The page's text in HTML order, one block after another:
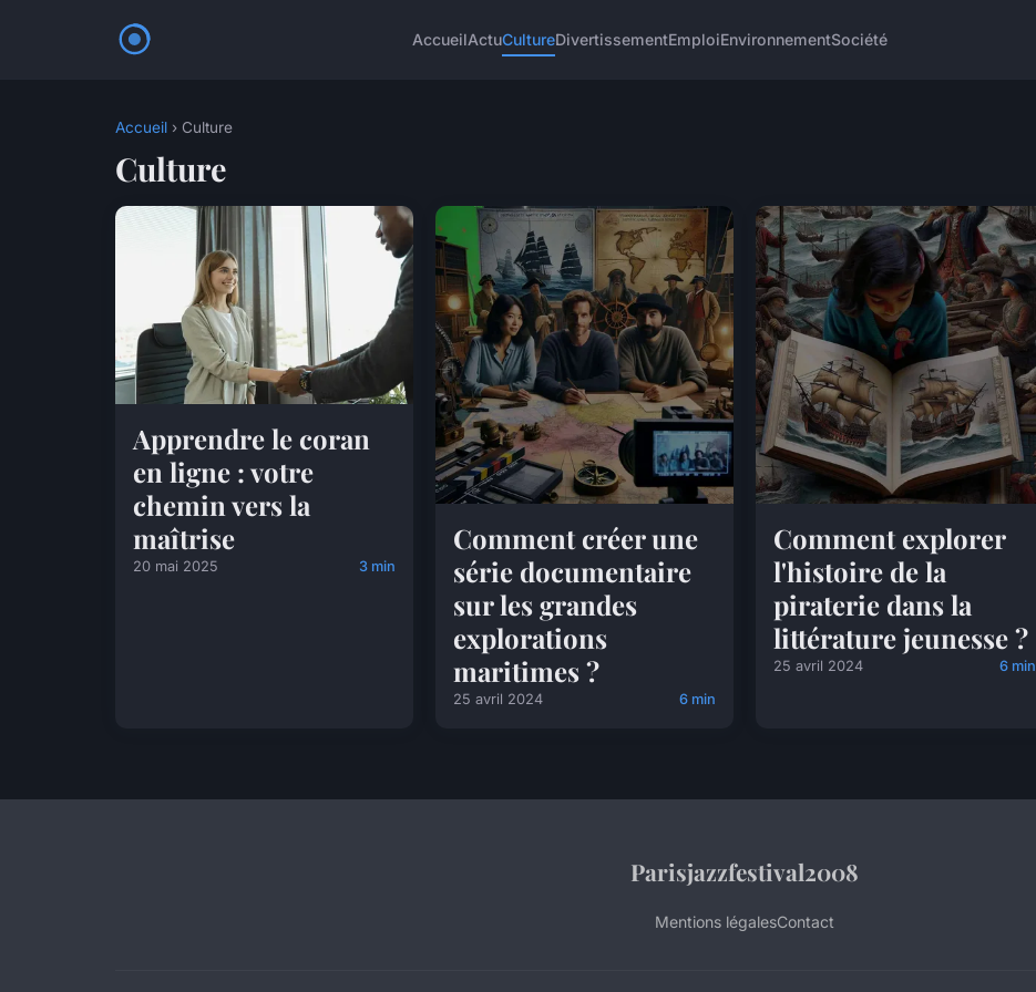
AccueilActuCultureDivertissementEmploiEnvironnementSociété
Accueil › Culture
Culture
Apprendre le coran
en ligne : votre
chemin vers la
maîtrise
20 mai 2025 3 min
Comment créer une
série documentaire
sur les grandes
explorations
maritimes ?
25 avril 2024 6 min
Comment explorer
l'histoire de la
piraterie dans la
littérature jeunesse ?
25 avril 2024 6 min
Parisjazzfestival2008
Mentions légalesContact